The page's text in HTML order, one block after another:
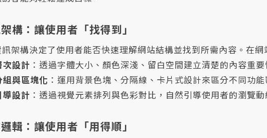
構：讓使用者「找得到」
訊架構決定了使用者能否快速理解網站結構並找到所需內容。在網
次設計 ：透過字體大小、顏色深淺、留白空間建立清楚的內容重
組與區塊化 ：運用背景色塊、分隔線、卡片式設計來區分不同功
導設計 ：透過視覺元素排列與色彩對比，自然引導使用者的瀏覽動
輯：讓使用者「用得順」